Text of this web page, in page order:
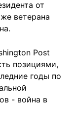
от
ветерана
Post
позициями,
годы по
- война в